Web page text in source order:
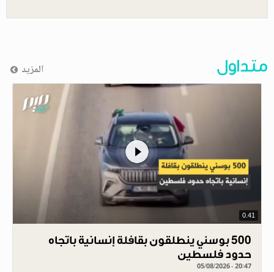
متداول المزيد
0.41
500 بوسني ينطلقون بقافلة إنسانية باتجاه
حدود فلسطين
05/08/2026 - 20:47